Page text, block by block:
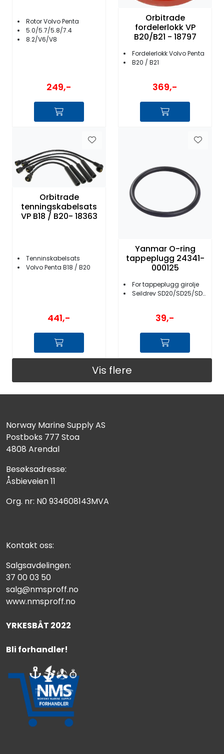
Rotor Volvo Penta
5.0/5.7/5.8/7.4
8.2/V6/V8
249,-
Orbitrade
fordelerlokk VP
B20/B21 - 18797
Fordelerlokk Volvo Penta
B20 / B21
369,-
Orbitrade
tenningskabelsats
VP B18 / B20- 18363
Tenninskabelsats
Volvo Penta B18 / B20
441,-
Yanmar O-ring
tappeplugg 24341-
000125
For tappeplugg girolje
Seildrev SD20/SD25/SD30/SD31
39,-
Vis flere
Norway Marine Supply AS
Postboks 777 Stoa
4808 Arendal
Besøksadresse:
Åsbieveien 11
Org. nr: N0 934608143MVA
Kontakt oss:
Salgsavdelingen:
37 00 03 50
salg@nmsproff.no
www.nmsproff.no
YRKESBÅT 2022
Bli forhandler!